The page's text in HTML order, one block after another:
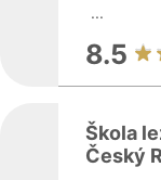
...
8.5
Škola
Český